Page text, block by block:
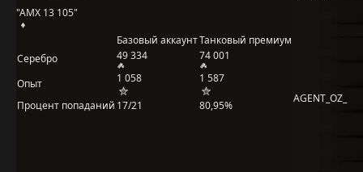
"AMX 13 105"
Базовый аккаунтТанковый премиум
Серебро
49 334 74 001
Опыт 1 058
1 587
Процент попаданий 17/21 80,95%
AGENT_OZ_